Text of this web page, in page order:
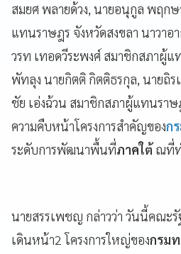
สมยศ พลายด้วง, นายอนุกูล พฤก
แทนราษฎร จังหวัดสงขลา นาวาอ
วรท เทอดวีระพงศ์ สมาชิกสภาผู้แ
พัทลุง นายกิตติ กิตติธรกุล, นายถิ
ชัย เอ่งฉ้วน สมาชิกสภาผู้แทนราษ
ความคืบหน้าโครงการสำคัญของก
ระดับการพัฒนาพื้นที่ภาคใต้ณที่ท
นายสรรเพชญ กล่าวว่า วันนี้คณะ
เดินหน้า2 โครงการใหญ่ของกรม